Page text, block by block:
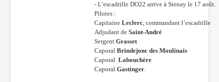
- L’escadrille DO22 arrive à Stenay le 17 août.
Pilotes :
Capitaine Leclerc, commandant l’escadrille
Adjudant de Saint-André
Sergent Grasset
Caporal Brindejonc des Moulinais
Caporal Labouchère
Caporal Gastinger.